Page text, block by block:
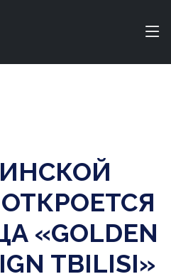
«GOLDEN
TBILISI»